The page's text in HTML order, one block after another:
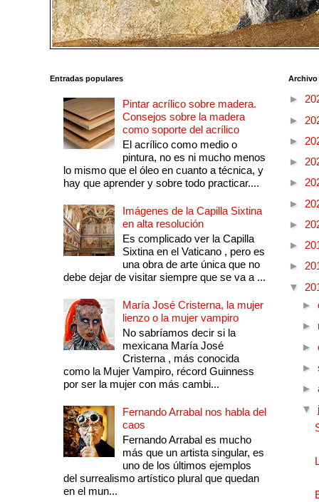
Entradas populares
Pintar acrílico sobre madera.
Consejos sobre la madera
como soporte del acrílico
El acrílico como medio o
pintura, no es ni mucho menos
lo mismo que el óleo en cuanto a técnica, y
hay que aprender y sobre todo practicar....
Imágenes de la Capilla Sixtina
en alta resolución
Es complicado ver la Capilla
Sixtina en el Vaticano , pero es
una obra de arte única que no
debe dejar de visitar siempre que se va a ...
María José Cristerna, la mujer
lienzo o la mujer vampiro
No sabríamos decir si la
mexicana María José
Cristerna , más conocida
como la Mujer Vampiro, récord Guinness
por ser la mujer con más cambi...
Fernando Arrabal nos habla del
caos
Fernando Arrabal es mucho
más que un artista singular, es
uno de los últimos ejemplos
del surrealismo artístico plural que quedan
en el mun...
►
►
►
►
►
►
►
►
►
▼
►
►
►
►
►
▼